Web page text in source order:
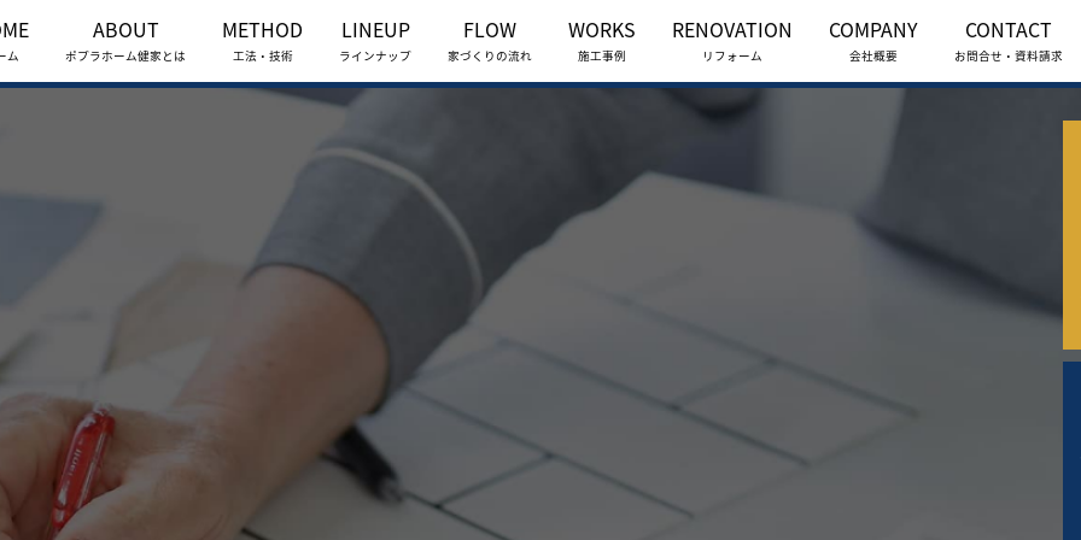
ム
ABOUT
ポプラホーム健家とは
METHOD
工法・技術
LINEUP
ラインナップ
FLOW
家づくりの流れ
WORKS
施工事例
RENOVATION
リフォーム
COMPANY
会社概要
CONTACT
お問合せ・資料請求